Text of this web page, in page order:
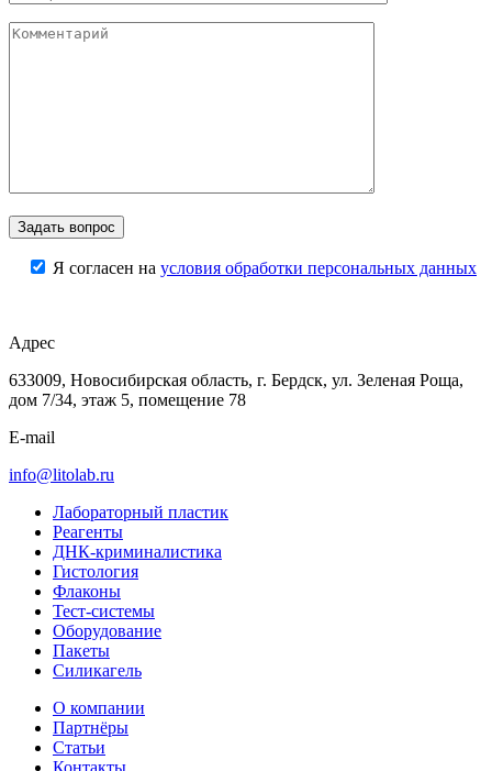
Я согласен на условия обработки персональных данных
Адрес
633009, Новосибирская область, г. Бердск, ул. Зеленая Роща,
дом 7/34, этаж 5, помещение 78
E-mail
info@litolab.ru
Лабораторный пластик
Реагенты
ДНК-криминалистика
Гистология
Флаконы
Тест-системы
Оборудование
Пакеты
Силикагель
О компании
Партнёры
Статьи
Контакты